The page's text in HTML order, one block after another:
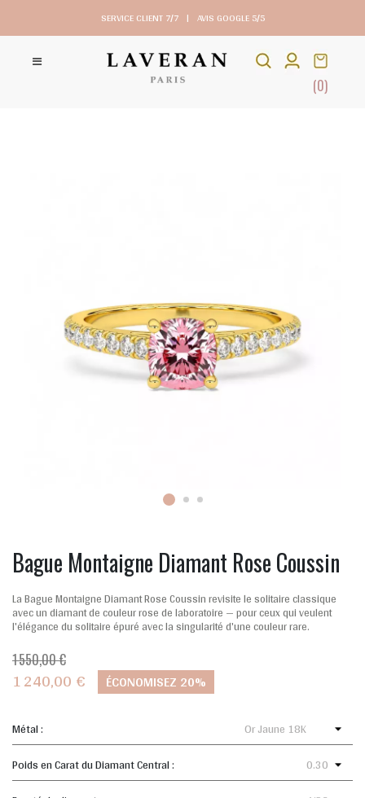
SERVICE CLIENT 7/7 | AVIS GOOGLE 5/5
(0)
Bague Montaigne Diamant Rose Coussin
La Bague Montaigne Diamant Rose Coussin revisite le solitaire classique
avec un diamant de couleur rose de laboratoire — pour ceux qui veulent
l'élégance du solitaire épuré avec la singularité d'une couleur rare.
1 550,00 €
1 240,00 € ÉCONOMISEZ 20%
Métal :
Poids en Carat du Diamant Central :